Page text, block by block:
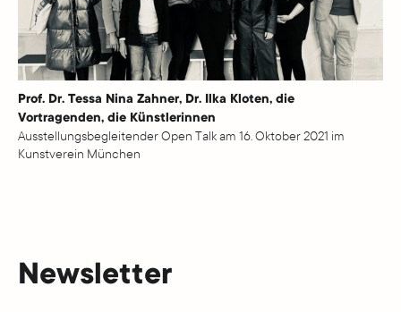
Prof. Dr. Tessa Nina Zahner, Dr. Ilka Kloten, die
Vortragenden, die Künstlerinnen
Ausstellungsbegleitender Open Talk am 16. Oktober 2021 im
Kunstverein München
Newsletter